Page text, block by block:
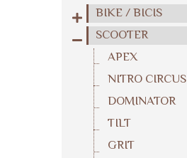
BIKE / BICIS
SCOOTER
APEX
NITRO CIRCUS
DOMINATOR
TILT
GRIT